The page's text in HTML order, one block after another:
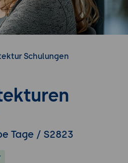
Schulungen
Tage / S2823